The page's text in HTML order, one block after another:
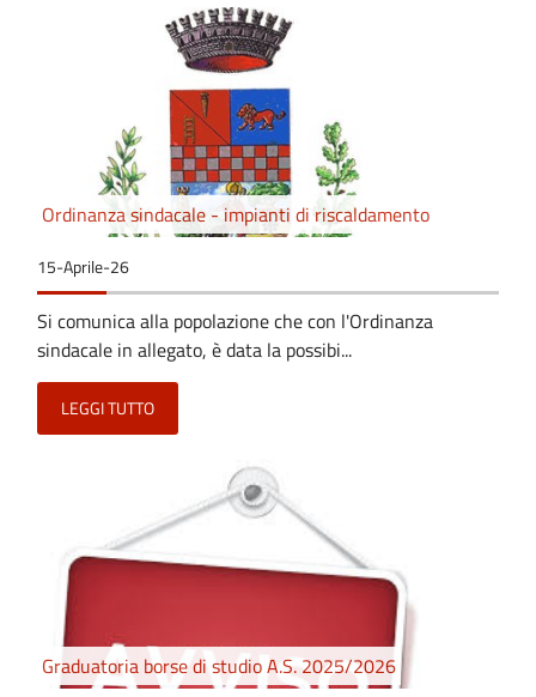
Ordinanza sindacale - impianti di riscaldamento
15-Aprile-26
Si comunica alla popolazione che con l'Ordinanza
sindacale in allegato, è data la possibi...
LEGGI TUTTO
Graduatoria borse di studio A.S. 2025/2026